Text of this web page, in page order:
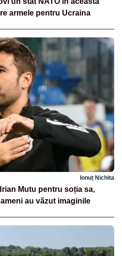
armele pentru Ucraina
Ionuț Nichita
Mutu pentru soția sa,
au văzut imaginile